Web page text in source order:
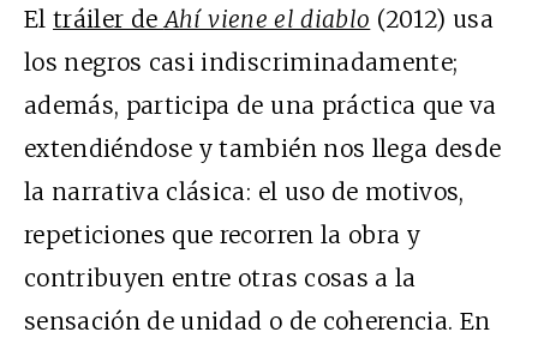
Eltráiler deAhí viene el diablo (2012) usa
los negros casi indiscriminadamente;
además, participa de una práctica que va
extendiéndose y también nos llega desde
la narrativa clásica: el uso de motivos,
repeticiones que recorren la obra y
contribuyen entre otras cosas a la
sensación de unidad o de coherencia. En